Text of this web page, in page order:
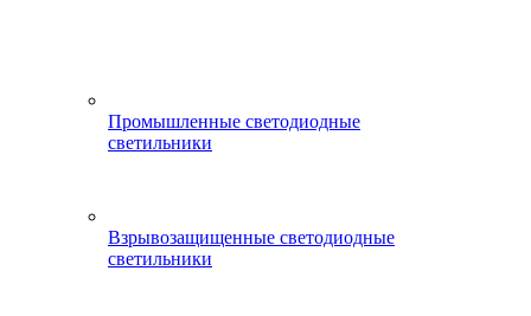
Промышленные светодиодные
светильники
Взрывозащищенные светодиодные
светильники